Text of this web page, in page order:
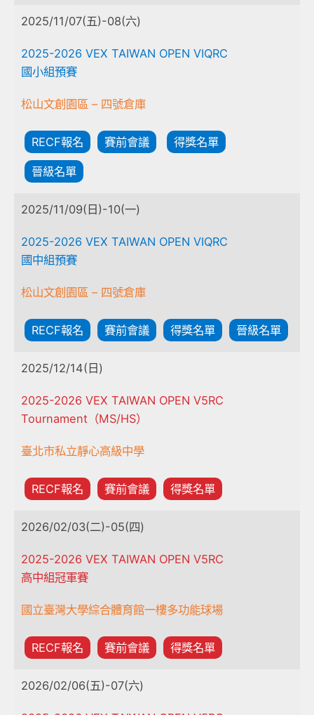
2025/11/07(五)-08(六)
2025-2026 VEX TAIWAN OPEN VIQRC
國小組預賽
松山文創園區 – 四號倉庫
RECF報名 賽前會議 得獎名單
晉級名單
2025/11/09(日)-10(一)
2025-2026 VEX TAIWAN OPEN VIQRC
國中組預賽
松山文創園區 – 四號倉庫
RECF報名 賽前會議 得獎名單 晉級名單
2025/12/14(日)
2025-2026 VEX TAIWAN OPEN V5RC
Tournament（MS/HS）
臺北市私立靜心高級中學
RECF報名 賽前會議 得獎名單
2026/02/03(二)-05(四)
2025-2026 VEX TAIWAN OPEN V5RC
高中組冠軍賽
國立臺灣大學綜合體育館一樓多功能球場
RECF報名 賽前會議 得獎名單
2026/02/06(五)-07(六)